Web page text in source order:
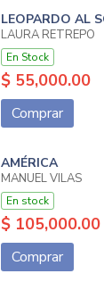
LEOPARDO AL
LAURA RETREPO
En Stock
$ 55,000.00
Comprar
AMÉRICA
MANUEL VILAS
En stock
$ 105,000.00
Comprar